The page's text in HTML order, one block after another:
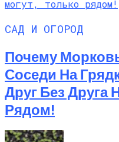
САД И ОГОРОД
Почему
Соседи На
Друг Без Друга
Рядом!